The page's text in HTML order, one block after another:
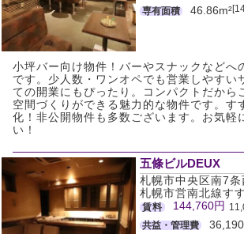
専有面積 46.86m²
小坪バー向け物件！バーやスナックなどへ
です。少人数・ワンオペでも営業しやすい
ての開業にもぴったり。コンパクトだから
空間づくりができる魅力的な物件です。す
化！非公開物件も多数ございます。お気軽
い！
五條ビルDEUX
札幌市中央区南7条
札幌市営南北線す
賃料 144,760円
共益・管理費